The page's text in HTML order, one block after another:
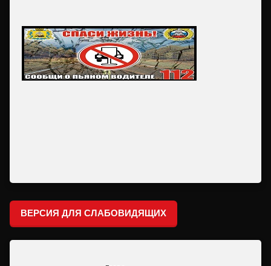
ВЕРСИЯ ДЛЯ СЛАБОВИДЯЩИХ